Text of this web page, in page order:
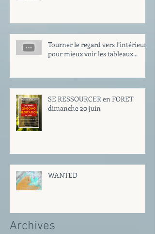
Tourner le regard vers l’intérieur
pour mieux voir les tableaux...
SE RESSOURCER en FORET
dimanche 20 juin
WANTED
Archives